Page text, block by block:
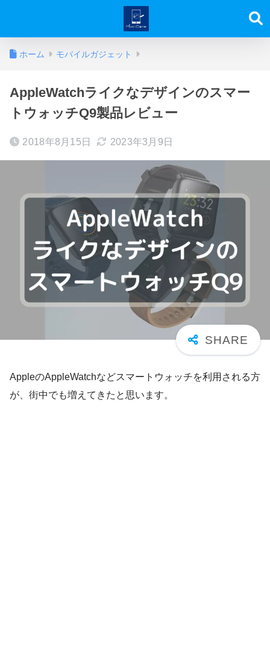
ホーム モバイルガジェット
AppleWatchライクなデザインのスマー
トウォッチQ9製品レビュー
2018年8月15日 2023年3月9日
AppleのAppleWatchなどスマートウォッチを利用される方
が、街中でも増えてきたと思います。